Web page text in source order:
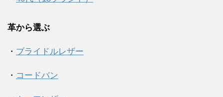
革から選ぶ
・ ブライドルレザー
・ コードバン